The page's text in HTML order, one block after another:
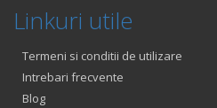
Linkuri utile
Termeni si conditii de utilizare
Intrebari frecvente
Blog